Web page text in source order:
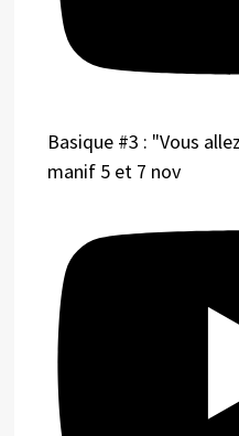
Basique #3 : "Vous
manif 5 et 7 nov